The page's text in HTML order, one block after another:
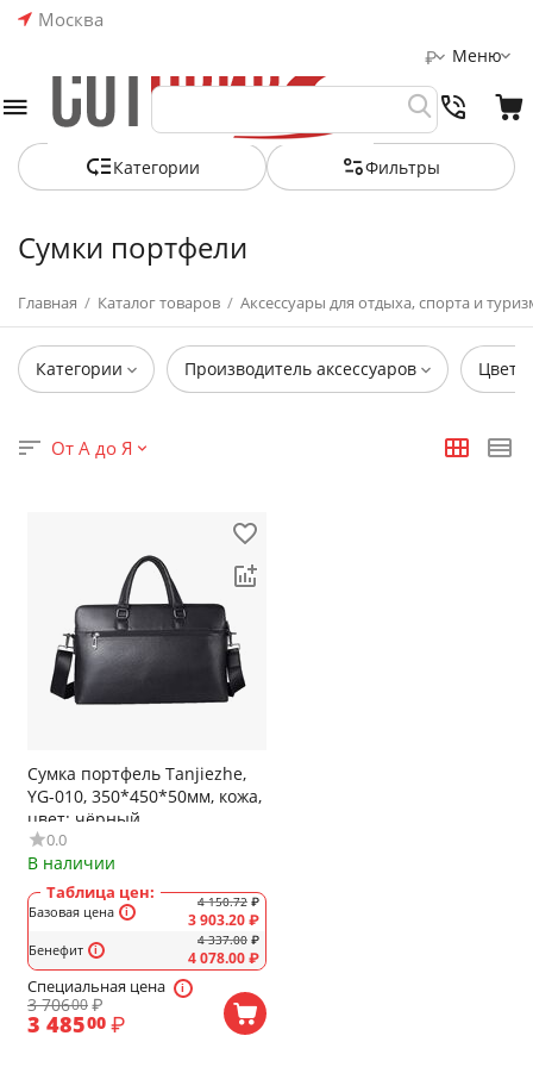
Москва
Меню
₽
Категории Фильтры
Сумки портфели
Главная / Каталог товаров / Аксессуары для отдыха, спорта и
Категории Производитель аксессуаров Цвет
От А до Я
Сумка портфель Tanjiezhe,
YG-010, 350*450*50мм, кожа,
цвет: чёрный
0.0
В наличии
Таблица цен:
Базовая цена
Бенефит
4 150.72 ₽
3 903.20₽
4 337.00 ₽
4 078.00₽
Специальная цена
3 70600 ₽
3 48500 ₽